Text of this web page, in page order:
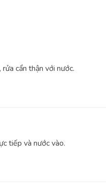
cẩn thận với nước.
tiếp và nước vào.